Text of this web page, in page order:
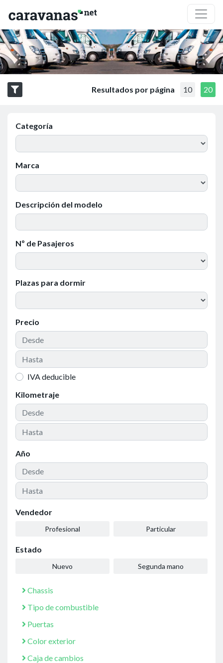
Resultados por página 10 20
Categoría
Marca
Descripción del modelo
Nº de Pasajeros
Plazas para dormir
Precio
IVA deducible
Kilometraje
Año
Vendedor
Profesional Particular
Estado
Nuevo Segunda mano
Chassis
Tipo de combustible
Puertas
Color exterior
Caja de cambios